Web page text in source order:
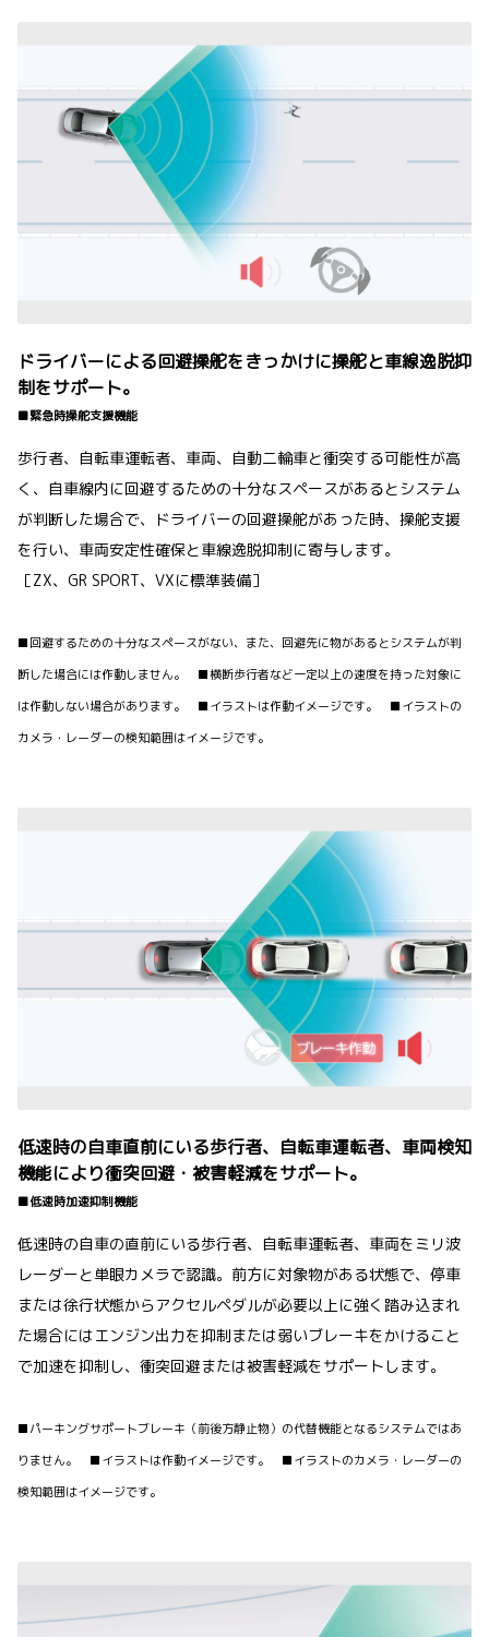
ドライバーによる回避操舵をきっかけに操舵と車線逸脱抑
制をサポート。
■緊急時操舵支援機能
歩行者、自転車運転者、車両、自動二輪車と衝突する可能性が高
く、自車線内に回避するための十分なスペースがあるとシステム
が判断した場合で、ドライバーの回避操舵があった時、操舵支援
を行い、車両安定性確保と車線逸脱抑制に寄与します。
［ZX、GR SPORT、VXに標準装備］
■回避するための十分なスペースがない、また、回避先に物があるとシステムが判
断した場合には作動しません。 ■横断歩行者など一定以上の速度を持った対象に
は作動しない場合があります。 ■イラストは作動イメージです。 ■イラストの
カメラ・レーダーの検知範囲はイメージです。
低速時の自車直前にいる歩行者、自転車運転者、車両検知
機能により衝突回避・被害軽減をサポート。
■低速時加速抑制機能
低速時の自車の直前にいる歩行者、自転車運転者、車両をミリ波
レーダーと単眼カメラで認識。前方に対象物がある状態で、停車
または徐行状態からアクセルペダルが必要以上に強く踏み込まれ
た場合にはエンジン出力を抑制または弱いブレーキをかけること
で加速を抑制し、衝突回避または被害軽減をサポートします。
■パーキングサポートブレーキ（前後方静止物）の代替機能となるシステムではあ
りません。 ■イラストは作動イメージです。 ■イラストのカメラ・レーダーの
検知範囲はイメージです。